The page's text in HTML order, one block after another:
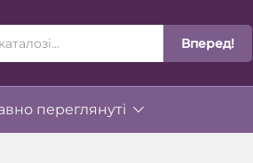
Вперед!
переглянуті